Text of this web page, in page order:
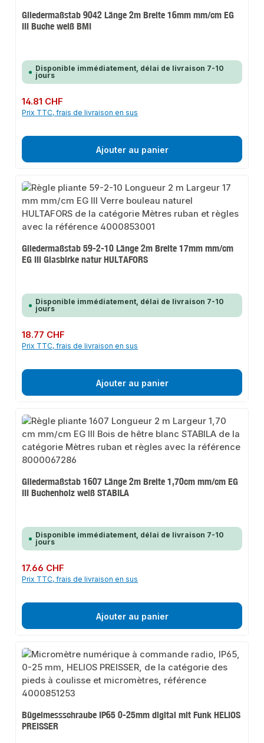
Gliedermaßstab 9042 Länge 2m Breite 16mm mm/cm EG
III Buche weiß BMI
Disponible immédiatement, délai de livraison 7-10
jours
Prix régulier :
14.81 CHF
Prix TTC, frais de livraison en sus
Ajouter au panier
Gliedermaßstab 59-2-10 Länge 2m Breite 17mm mm/cm
EG III Glasbirke natur HULTAFORS
Disponible immédiatement, délai de livraison 7-10
jours
Prix régulier :
18.77 CHF
Prix TTC, frais de livraison en sus
Ajouter au panier
Gliedermaßstab 1607 Länge 2m Breite 1,70cm mm/cm EG
III Buchenholz weiß STABILA
Disponible immédiatement, délai de livraison 7-10
jours
Prix régulier :
17.66 CHF
Prix TTC, frais de livraison en sus
Ajouter au panier
Bügelmessschraube IP65 0-25mm digital mit Funk HELIOS
PREISSER